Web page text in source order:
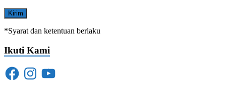
*Syarat dan ketentuan berlaku
Ikuti Kami
FacebookInstagramYouTube